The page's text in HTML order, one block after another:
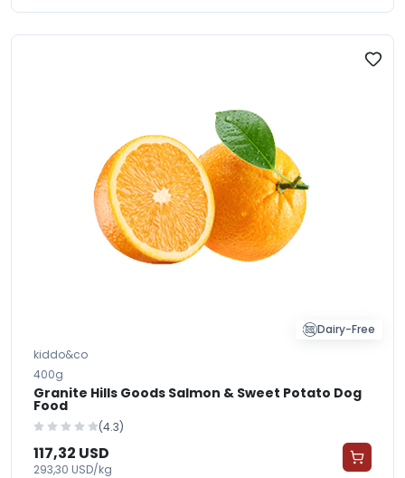
Dairy-Free
kiddo&co
400g
Granite Hills Goods Salmon & Sweet Potato Dog
Food
(4.3)
117,32 USD
293,30 USD/kg